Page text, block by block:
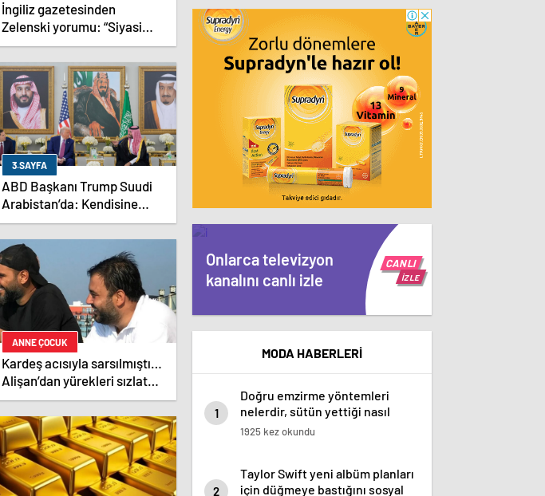
İngiliz gazetesinden
Zelenski yorumu: “Siyasi
poker mi, Rus ruleti mi?”
3.SAYFA
ABD Başkanı Trump Suudi
Arabistan’da: Kendisine
ikram edilen kahveyi içmedi
ANNE ÇOCUK
Kardeş acısıyla sarsılmıştı…
Alişan’dan yürekleri sızlatan
paylaşım: Keşke dediğim
çok şey var
Onlarca televizyon
kanalını canlı izle
CANLI
İZLE
MODA HABERLERİ
1
Doğru emzirme yöntemleri
nelerdir, sütün yettiği nasıl
anlaşılır?
1925 kez okundu
2
Taylor Swift yeni albüm planları
için düğmeye bastığını sosyal